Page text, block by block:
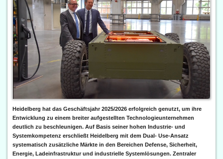
Heidelberg hat das Geschäftsjahr 2025/2026 erfolgreich genutzt, um ihre
Entwicklung zu einem breiter aufgestellten Technologieunternehmen
deutlich zu beschleunigen. Auf Basis seiner hohen Industrie- und
Systemkompetenz erschließt Heidelberg mit dem Dual- Use-Ansatz
systematisch zusätzliche Märkte in den Bereichen Defense, Sicherheit,
Energie, Ladeinfrastruktur und industrielle Systemlösungen. Zentraler